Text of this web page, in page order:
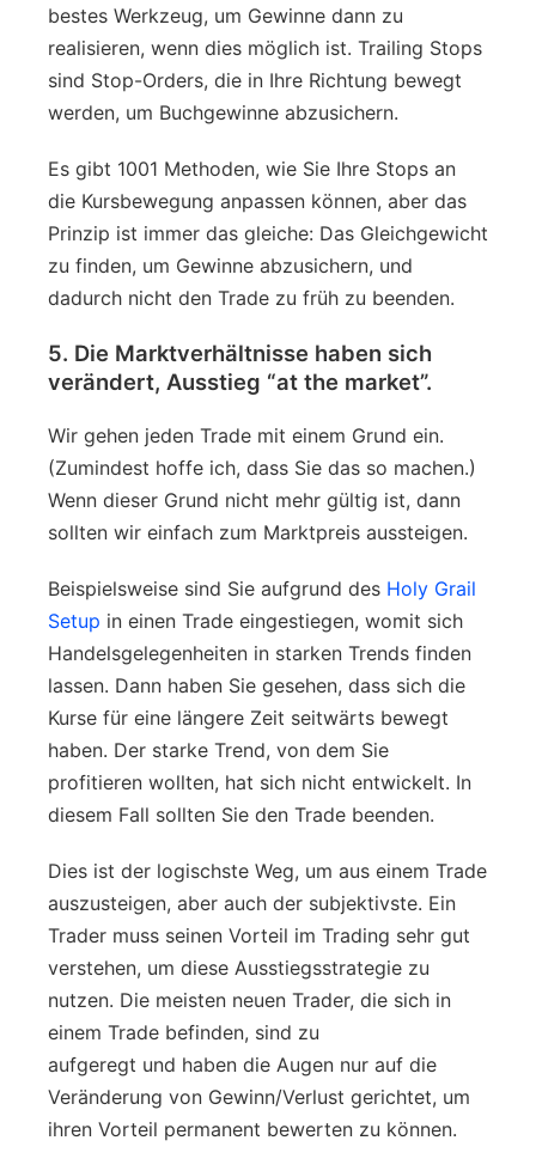
bestes Werkzeug, um Gewinne dann zu
realisieren, wenn dies möglich ist. Trailing Stops
sind Stop-Orders, die in Ihre Richtung bewegt
werden, um Buchgewinne abzusichern.
Es gibt 1001 Methoden, wie Sie Ihre Stops an
die Kursbewegung anpassen können, aber das
Prinzip ist immer das gleiche: Das Gleichgewicht
zu finden, um Gewinne abzusichern, und
dadurch nicht den Trade zu früh zu beenden.
5. Die Marktverhältnisse haben sich
verändert, Ausstieg “at the market”.
Wir gehen jeden Trade mit einem Grund ein.
(Zumindest hoffe ich, dass Sie das so machen.)
Wenn dieser Grund nicht mehr gültig ist, dann
sollten wir einfach zum Marktpreis aussteigen.
Beispielsweise sind Sie aufgrund des Holy Grail
Setup in einen Trade eingestiegen, womit sich
Handelsgelegenheiten in starken Trends finden
lassen. Dann haben Sie gesehen, dass sich die
Kurse für eine längere Zeit seitwärts bewegt
haben. Der starke Trend, von dem Sie
profitieren wollten, hat sich nicht entwickelt. In
diesem Fall sollten Sie den Trade beenden.
Dies ist der logischste Weg, um aus einem Trade
auszusteigen, aber auch der subjektivste. Ein
Trader muss seinen Vorteil im Trading sehr gut
verstehen, um diese Ausstiegsstrategie zu
nutzen. Die meisten neuen Trader, die sich in
einem Trade befinden, sind zu
aufgeregt und haben die Augen nur auf die
Veränderung von Gewinn/Verlust gerichtet, um
ihren Vorteil permanent bewerten zu können.